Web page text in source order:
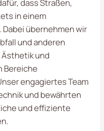
dass Straßen,
in einem
übernehmen wir
und anderen
und
Bereiche
engagiertes Team
und bewährten
und effiziente